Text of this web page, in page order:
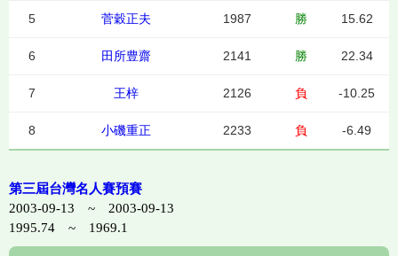
5 菅穀正夫 1987 勝 15.62
6 田所豊齋 2141 勝 22.34
7 王梓 2126 負 -10.25
8 小磯重正 2233 負 -6.49
第三屆台灣名人賽預賽
2003-09-13 ~ 2003-09-13
1995.74 ~ 1969.1